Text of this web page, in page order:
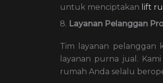
untuk menciptakan lift
8. Layanan Pelanggan
Tim layanan pelanggan
layanan purna jual.
rumah Anda selalu